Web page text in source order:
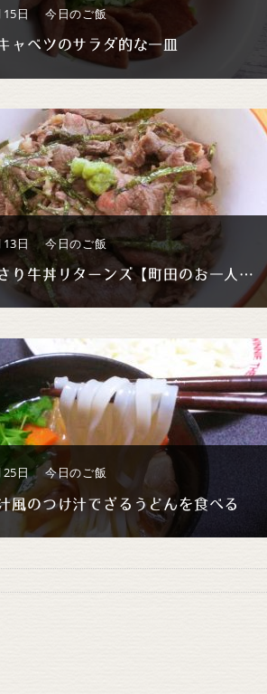
日 今日のご飯
ャベツのサラダ的な一皿
日 今日のご飯
簡単あっさり牛丼リターンズ【町田のお一人ランチ】
25日 今日のご飯
風のつけ汁でざるうどんを食べる